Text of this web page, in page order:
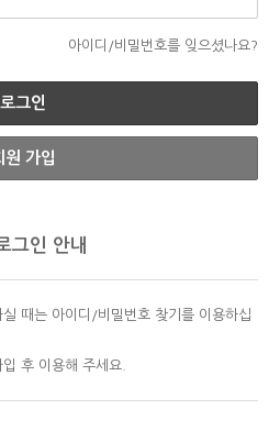
아이디/비밀번호를 잊으셨나요?
원 가입
그인 안내
때는 아이디/비밀번호 찾기를 이용하십
후 이용해 주세요.